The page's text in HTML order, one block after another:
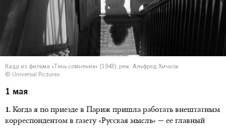
Кадр из фильма «Тень сомнения» (1943), реж. Альфред Хичкок
© Universal Pictures
1 мая
1. Когда я по приезде в Париж пришла работать внештатным
корреспондентом в газету «Русская мысль» — ее главный